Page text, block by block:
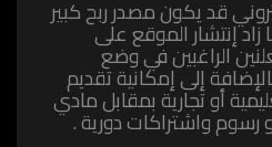
قد يكون مصدر ربح كبير
إنتشار الموقع على
الراغبين في وضع
إلى إمكانية تقديم
أو تجارية بمقابل مادي
رسوم واشتراكات دورية .